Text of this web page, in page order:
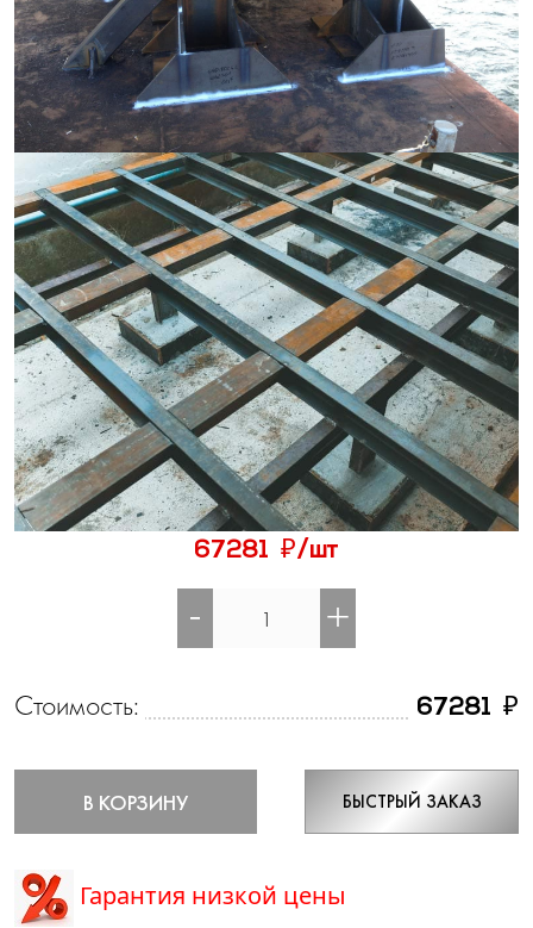
67281 ₽/шт
- +
Стоимость: 67281 ₽
В КОРЗИНУ БЫСТРЫЙ ЗАКАЗ
Гарантия низкой цены